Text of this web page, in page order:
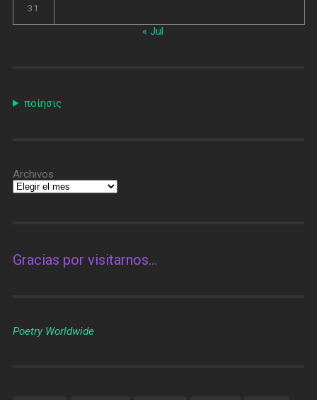
31
« Jul
ποίησις
Archivos
Gracias por visitarnos…
Poetry Worldwide